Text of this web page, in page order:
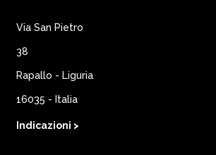
Via San Pietro
38
Rapallo - Liguria
16035 - Italia
Indicazioni >